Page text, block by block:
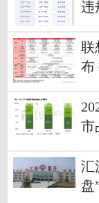
违
联
布
市
汇
盘